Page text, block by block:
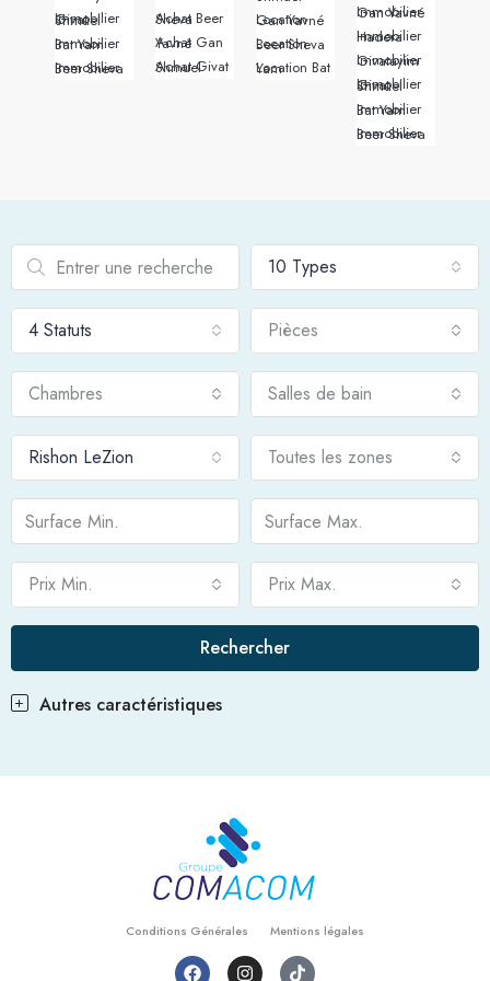
Immobilier Givat Shmuel
Immobilier Bat Yam
Immobilier Beer Sheva
Achat Beer Sheva
Achat Gan Yavné
Achat Givat Shmuel
Location Gan Yavné
Location Beer Sheva
Location Bat Yam
Immobilier Gan Yavné
Immobilier Hadera
Immobilier Givatayim
Immobilier Givat Shmuel
Immobilier Bat Yam
Immobilier Beer Sheva
10 Types
4 Statuts Pièces
Chambres Salles de bain
Rishon LeZion Toutes les zones
Prix Min. Prix Max.
Rechercher
Autres caractéristiques
Conditions Générales Mentions légales